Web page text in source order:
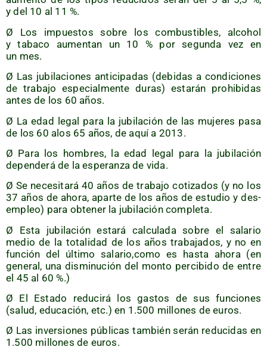
y del 10 al 11 %.
Ø Los impues­tos sobre los com­bus­ti­bles, alcohol
y taba­co aumen­tan un 10 % por segun­da vez en
un mes.
Ø Las jubi­la­cio­nes anti­ci­pa­das (debi­das a con­di­cio­nes
de tra­ba­jo espe­cial­men­te duras) esta­rán prohi­bi­das
antes de los 60 años.
Ø La edad legal para la jubi­la­ción de las muje­res pasa
de los 60 alos 65 años, de aquí a 2013.
Ø Para los hom­bres, la edad legal para la jubi­la­ción
depen­de­rá de la espe­ran­za de vida.
Ø Se nece­si­ta­rá 40 años de tra­ba­jo coti­za­dos (y no los
37 años de aho­ra, apar­te de los años de estu­dio y des­
em­pleo) para obte­ner la jubi­la­ción completa.
Ø Esta jubi­la­ción esta­rá cal­cu­la­da sobre el sala­rio
medio de la tota­li­dad de los años tra­ba­ja­dos, y no en
fun­ción del últi­mo salario,como es has­ta aho­ra (en
gene­ral, una dis­mi­nu­ción del mon­to per­ci­bi­do de entre
el 45 al 60 %.)
Ø El Esta­do redu­ci­rá los gas­tos de sus fun­cio­nes
(salud, edu­ca­ción, etc.) en 1.500 millo­nes de euros.
Ø Las inver­sio­nes públi­cas tam­bién serán redu­ci­das en
1.500 millo­nes de euros.